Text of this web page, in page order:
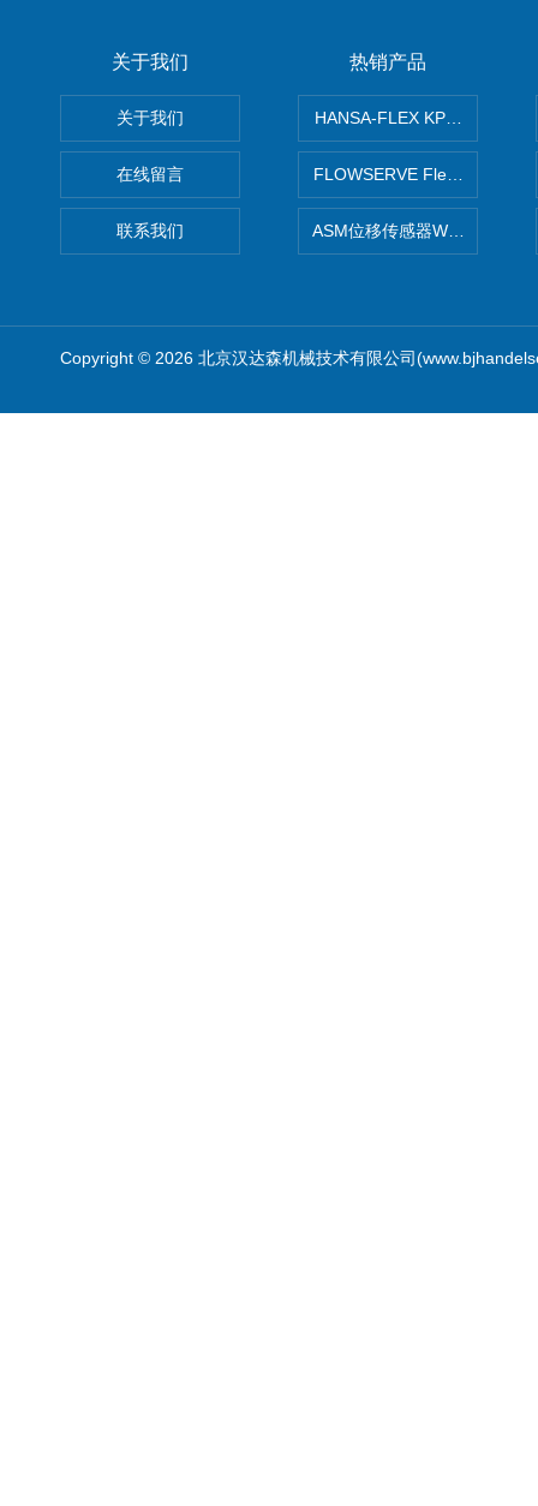
关于我们
关于我们
在线留言
联系我们
热销产品
HANSA-FLEX KP100P紧凑
FLOWSERVE Flex Wedge闸
ASM位移传感器WS10-750
Copyright © 2026 北京汉达森机械技术有限公司